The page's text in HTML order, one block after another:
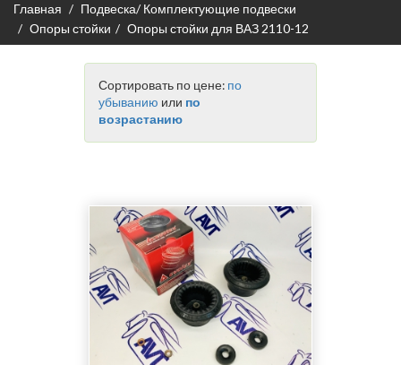
Главная
Подвеска/ Комплектующие подвески
Опоры стойки
Опоры стойки для ВАЗ 2110-12
Сортировать по цене: по
убыванию или по
возрастанию